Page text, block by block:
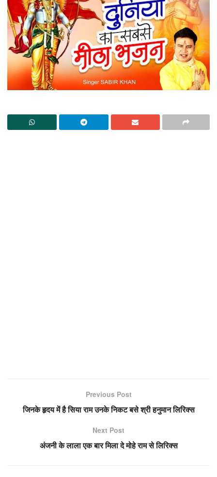
Previous Post
जिनके हृदय में है सिया राम उनके निकट बसे श्री हनुमान लिरिक्स
Next Post
अंजनी के लाला एक बार मिला दे मोहे राम से लिरिक्स